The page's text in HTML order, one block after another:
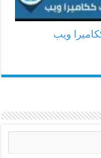
ويب